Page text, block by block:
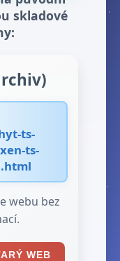
skladové
ts-
ts-
webu bez
WEB